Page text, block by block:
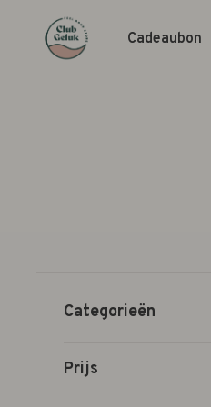
Cadeaubon
Categorieën
Prijs